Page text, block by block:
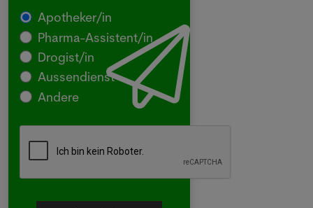
Apotheker/in
Pharma-Assistent/in
Drogist/in
Aussendienst
Andere